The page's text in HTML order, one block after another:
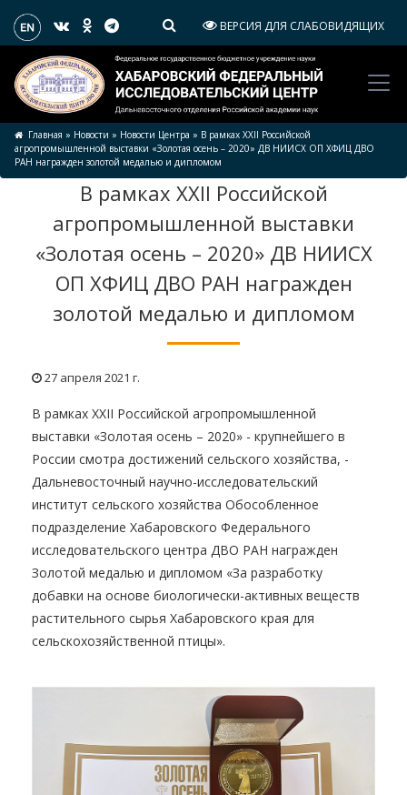
ВЕРСИЯ ДЛЯ СЛАБОВИДЯЩИХ
Главная » Новости » Новости Центра » В рамках XXII Российской
агропромышленной выставки «Золотая осень – 2020» ДВ НИИСХ ОП ХФИЦ ДВО
РАН награжден золотой медалью и дипломом
В рамках XXII Российской
агропромышленной выставки
«Золотая осень – 2020» ДВ НИИСХ
ОП ХФИЦ ДВО РАН награжден
золотой медалью и дипломом
27 апреля 2021 г.
В рамках XXII Российской агропромышленной
выставки «Золотая осень – 2020» - крупнейшего в
России смотра достижений сельского хозяйства, -
Дальневосточный научно-исследовательский
институт сельского хозяйства Обособленное
подразделение Хабаровского Федерального
исследовательского центра ДВО РАН награжден
Золотой медалью и дипломом «За разработку
добавки на основе биологически-активных веществ
растительного сырья Хабаровского края для
сельскохозяйственной птицы».